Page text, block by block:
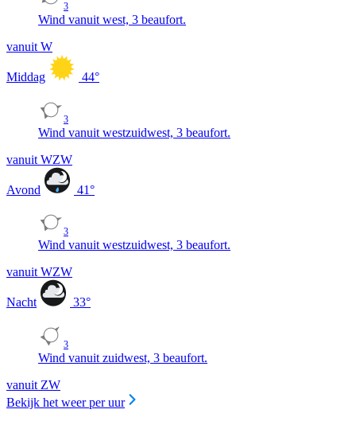
3
Wind vanuit west, 3 beaufort.
vanuit W
Middag 44°
3
Wind vanuit westzuidwest, 3 beaufort.
vanuit WZW
Avond 41°
3
Wind vanuit westzuidwest, 3 beaufort.
vanuit WZW
Nacht 33°
3
Wind vanuit zuidwest, 3 beaufort.
vanuit ZW
Bekijk het weer per uur